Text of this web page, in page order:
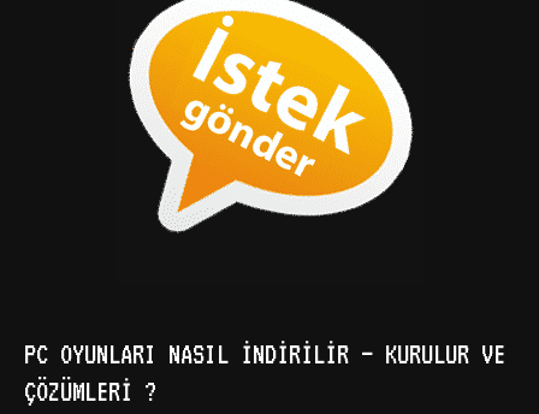
PC OYUNLARI NASIL İNDIRILIR – KURULUR VE
ÇÖZÜMLERI ?